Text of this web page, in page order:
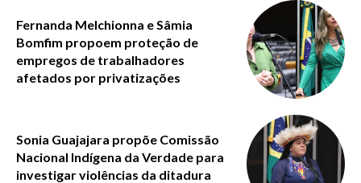
Fernanda Melchionna e Sâmia
Bomfim propoem proteção de
empregos de trabalhadores
afetados por privatizações
Sonia Guajajara propõe Comissão
Nacional Indígena da Verdade para
investigar violências da ditadura